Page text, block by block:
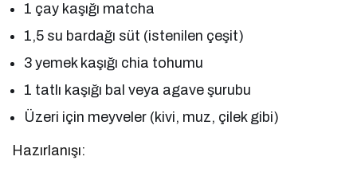
1 çay kaşığı matcha
1,5 su bardağı süt (istenilen çeşit)
3 yemek kaşığı chia tohumu
1 tatlı kaşığı bal veya agave şurubu
Üzeri için meyveler (kivi, muz, çilek gibi)
Hazırlanışı: